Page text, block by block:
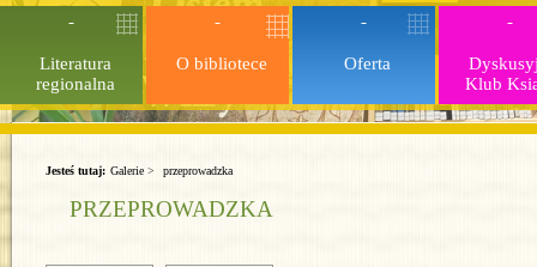
Jesteś tutaj: Galerie > przeprowadzka
PRZEPROWADZKA
Literatura
regionalna
O bibliotece Oferta
Klub